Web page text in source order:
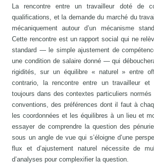
La rencontre entre un travailleur doté de
qualifications, et la demande du marché du
mécaniquement autour d’un mécanisme
Cette rencontre est un rapport social qui ne
standard — le simple ajustement de
une condition de salaire donné — qui
rigidités, sur un équilibre « naturel » entre
contrario, la rencontre entre un travailleur et
toujours dans des contextes particuliers
conventions, des préférences dont il faut à
les coordonnées et les équilibres à un lieu et
essayer de comprendre la question des
sous un angle de vue qui s’éloigne d’une
flux et d’ajustement naturel nécessite de
d’analyses pour complexifier la question.